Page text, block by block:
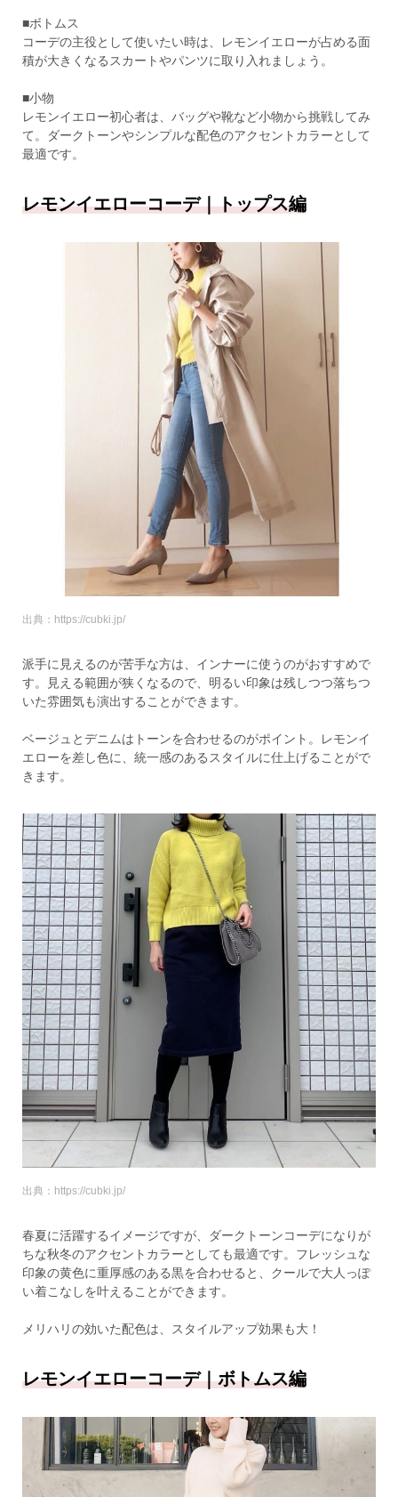
■ボトムス
コーデの主役として使いたい時は、レモンイエローが占める面
積が大きくなるスカートやパンツに取り入れましょう。
■小物
レモンイエロー初心者は、バッグや靴など小物から挑戦してみ
て。ダークトーンやシンプルな配色のアクセントカラーとして
最適です。
レモンイエローコーデ｜トップス編
出典：https://cubki.jp/
派手に見えるのが苦手な方は、インナーに使うのがおすすめで
す。見える範囲が狭くなるので、明るい印象は残しつつ落ちつ
いた雰囲気も演出することができます。
ベージュとデニムはトーンを合わせるのがポイント。レモンイ
エローを差し色に、統一感のあるスタイルに仕上げることがで
きます。
出典：https://cubki.jp/
春夏に活躍するイメージですが、ダークトーンコーデになりが
ちな秋冬のアクセントカラーとしても最適です。フレッシュな
印象の黄色に重厚感のある黒を合わせると、クールで大人っぽ
い着こなしを叶えることができます。
メリハリの効いた配色は、スタイルアップ効果も大！
レモンイエローコーデ｜ボトムス編